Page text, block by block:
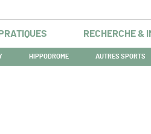
PRATIQUES RECHERCHE &
HIPPODROME AUTRES SPORTS